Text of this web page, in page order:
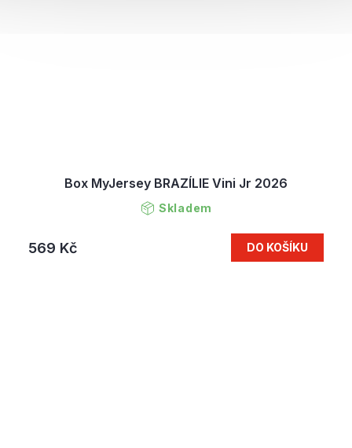
Box MyJersey BRAZÍLIE Vini Jr 2026
Skladem
569 Kč DO KOŠÍKU